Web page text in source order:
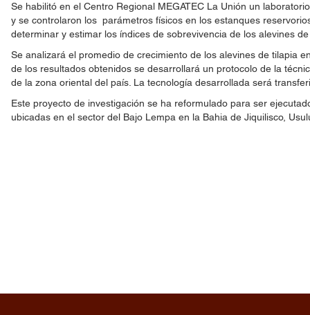
Se habilitó en el Centro Regional MEGATEC La Unión un
y se controlaron los parámetros físicos en los estanques
determinar y estimar los índices de sobrevivencia de los alevines
Se analizará el promedio de crecimiento de los alevines de tilapia
de los resultados obtenidos se desarrollará un protocolo de la
de la zona oriental del país. La tecnología desarrollada será
Este proyecto de investigación se ha reformulado para ser
ubicadas en el sector del Bajo Lempa en la Bahia de Jiquilisco,